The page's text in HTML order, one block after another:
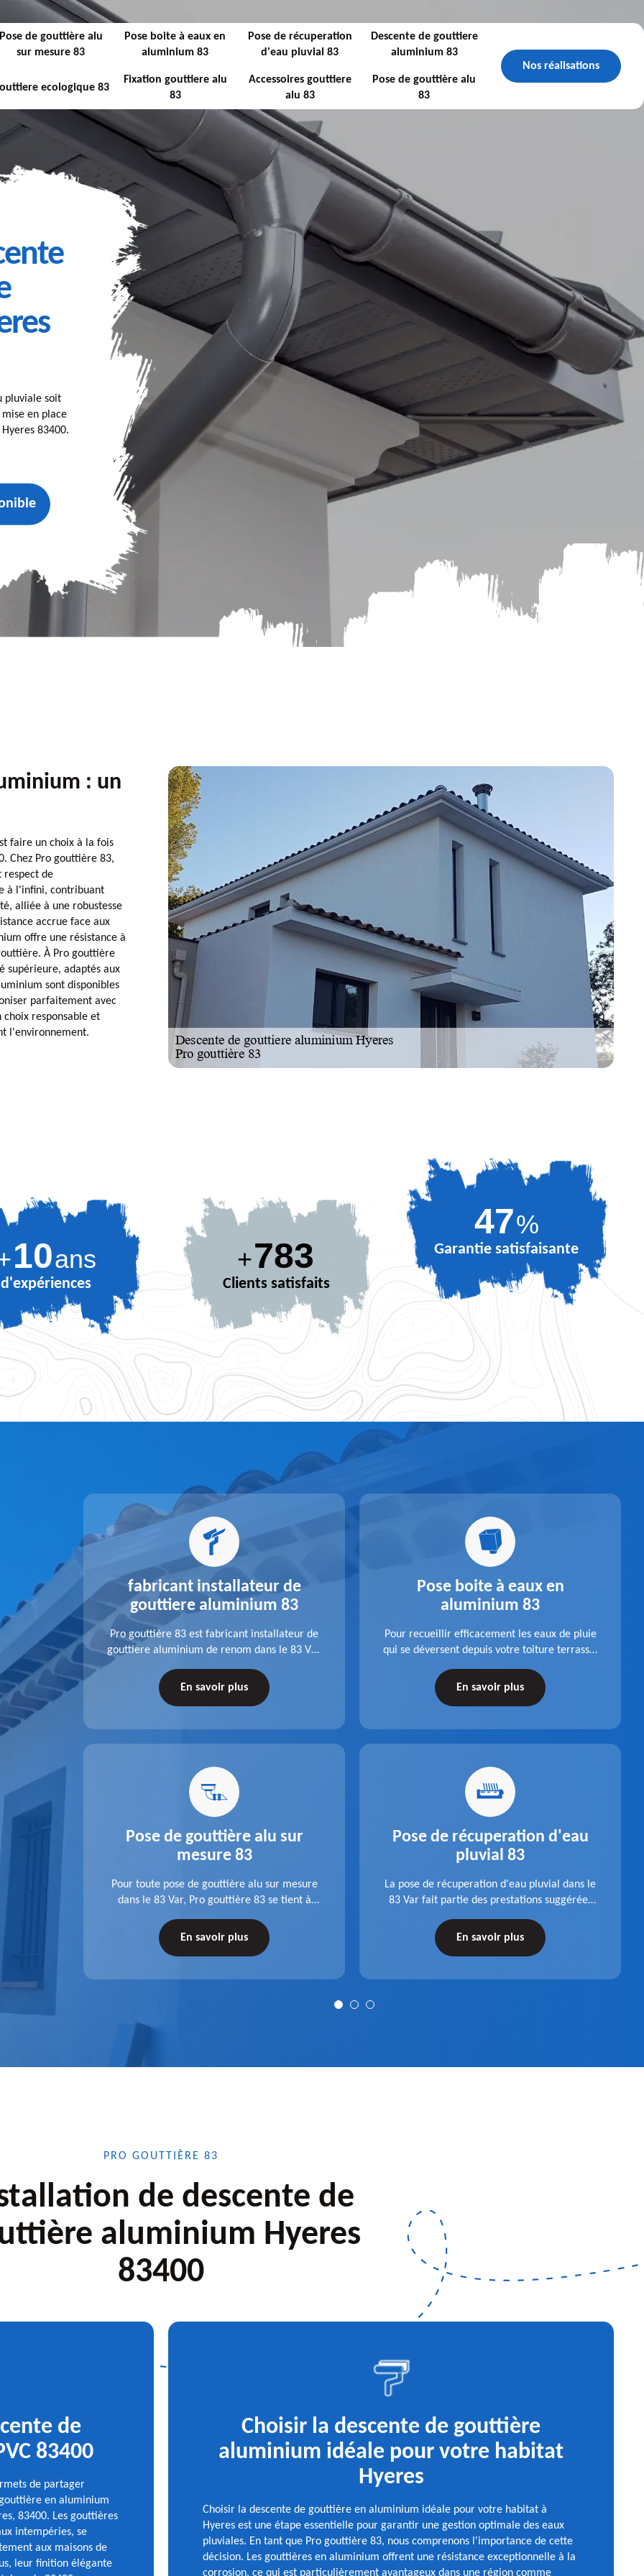
Pose de gouttière alu
sur mesure 83
Pose boite à eaux en
aluminium 83
Pose de récuperation
d'eau pluvial 83
Descente de gouttiere
aluminium 83
ecologique 83
Fixation gouttiere alu
83
Accessoires gouttiere
alu 83
Pose de gouttière alu
83
Nos réalisations
pluviale soit
en place
83400.
: un
faire un choix à la fois
Chez Pro gouttière 83,
respect de
à l'infini, contribuant
alliée à une robustesse
accrue face aux
offre une résistance à
À Pro gouttière
supérieure, adaptés aux
sont disponibles
parfaitement avec
responsable et
l'environnement.
10ans
d'expériences
+880
Clients satisfaits
65%
Garantie satisfaisante
83
ses
Var,
de
de
nous
fabricant installateur de
gouttiere aluminium 83
Pro gouttière 83 est fabricant installateur de
gouttiere aluminium de renom dans le 83 Var.
veille à réaliser des gouttières performantes,
durables et à la hauteur de vos attentes.
En savoir plus
Pose de gouttière alu sur
mesure 83
Pour toute pose de gouttière alu sur mesure
dans le 83 Var, Pro gouttière 83 se tient à
de l'accessoire à installer, faites-nous
En savoir plus
Pose boite à eaux en
aluminium 83
Pour recueillir efficacement les eaux de pluie
qui se déversent depuis votre toiture terrasse,
dans le 83 Var de la société Pro gouttière 83.
En savoir plus
Pose de récuperation d'eau
pluvial 83
La pose de récuperation d'eau pluvial dans le
83 Var fait partie des prestations suggérées
récupérateur d'eau entièrement fonctionnel
En savoir plus
PRO GOUTTIÈRE 83
de descente de
aluminium Hyeres
83400
de
83400
de partager
en aluminium
83400. Les gouttières
intempéries, se
aux maisons de
leur finition élégante
Choisir la descente de gouttière
aluminium idéale pour votre habitat
Hyeres
Choisir la descente de gouttière en aluminium idéale pour votre habitat à
Hyeres est une étape essentielle pour garantir une gestion optimale des eaux
pluviales. En tant que Pro gouttière 83, nous comprenons l'importance de cette
décision. Les gouttières en aluminium offrent une résistance exceptionnelle à la
corrosion, ce qui est particulièrement avantageux dans une région comme